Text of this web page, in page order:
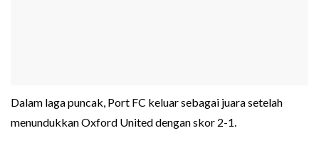
Dalam laga puncak, Port FC keluar sebagai juara setelah
menundukkan Oxford United dengan skor 2-1.